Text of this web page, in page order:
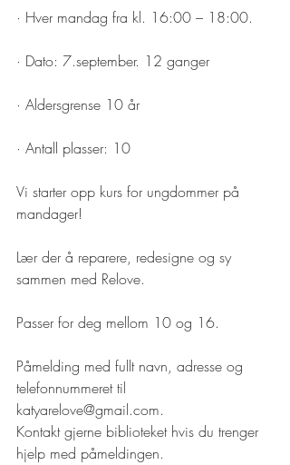
· Hver mandag fra kl. 16:00 – 18:00.
· Dato: 7.september. 12 ganger
· Aldersgrense 10 år
· Antall plasser: 10
Vi starter opp kurs for ungdommer på
mandager!
Lær der å reparere, redesigne og sy
sammen med Relove.
Passer for deg mellom 10 og 16.
Påmelding med fullt navn, adresse og
telefonnummeret til
katyarelove@gmail.com.
Kontakt gjerne biblioteket hvis du trenger
hjelp med påmeldingen.